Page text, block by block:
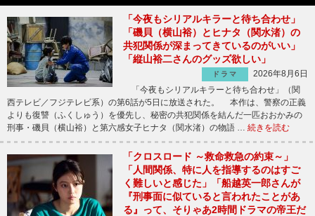
「今夜もシリアルキラーと待ち合わせ」
「磯貝（横山裕）とヒナタ（関水渚）の
共犯関係が深まってきているのがいい」
「縦山裕二さんのグッズ欲しい」
ドラマ
2026年8月6日
「今夜もシリアルキラーと待ち合わせ」（関
西テレビ／フジテレビ系）の第6話が5日に放送された。 本作は、警察の正義
よりも復讐（ふくしゅう）を優先し、秘密の共犯関係を結んだ一匹おおかみの
刑事・磯貝（横山裕）と第六感女子ヒナタ（関水渚）の物語 … 続きを読む
「クロスロード ～救命救急の約束～」
「人間関係、特に人を指導するのはすご
く難しいと感じた」「船越英一郎さんが
『刑事面に似ていると言われたことがあ
る』って、そりゃあ2時間ドラマの帝王だ